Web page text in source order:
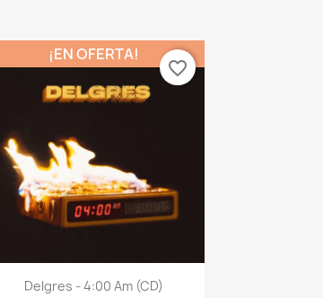
Vista rápida
Delgres - 4:00 Am (CD)
¡EN OFERTA!
favorite_border